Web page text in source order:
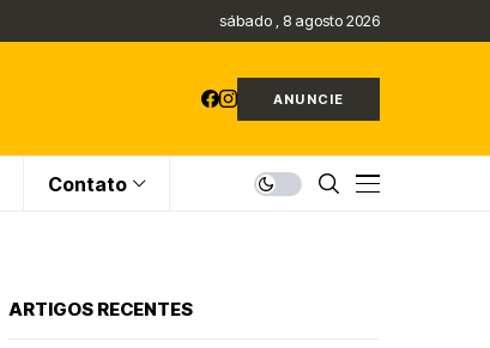
sábado , 8 agosto 2026
ANUNCIE
Contato
ARTIGOS RECENTES